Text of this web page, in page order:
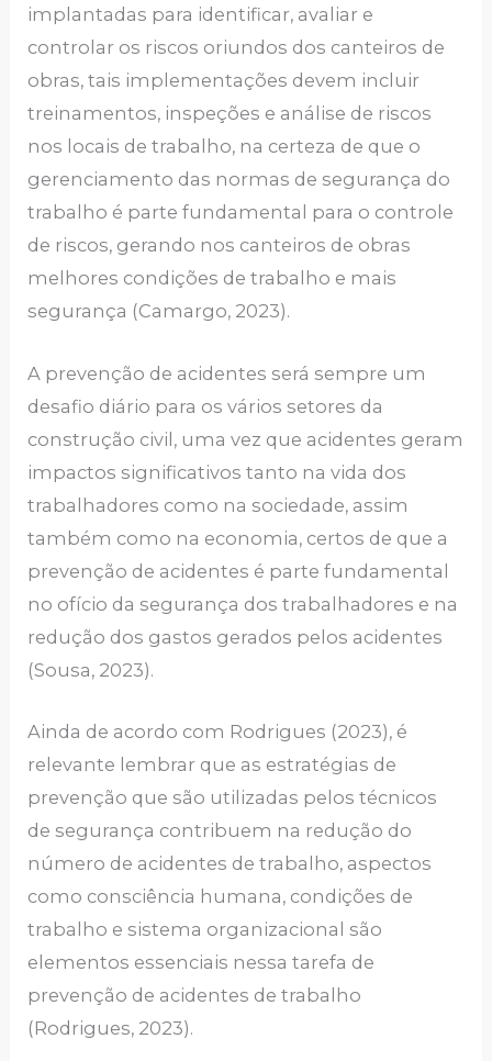
implantadas para identificar, avaliar e
controlar os riscos oriundos dos canteiros de
obras, tais implementações devem incluir
treinamentos, inspeções e análise de riscos
nos locais de trabalho, na certeza de que o
gerenciamento das normas de segurança do
trabalho é parte fundamental para o controle
de riscos, gerando nos canteiros de obras
melhores condições de trabalho e mais
segurança (Camargo, 2023).
A prevenção de acidentes será sempre um
desafio diário para os vários setores da
construção civil, uma vez que acidentes geram
impactos significativos tanto na vida dos
trabalhadores como na sociedade, assim
também como na economia, certos de que a
prevenção de acidentes é parte fundamental
no ofício da segurança dos trabalhadores e na
redução dos gastos gerados pelos acidentes
(Sousa, 2023).
Ainda de acordo com Rodrigues (2023), é
relevante lembrar que as estratégias de
prevenção que são utilizadas pelos técnicos
de segurança contribuem na redução do
número de acidentes de trabalho, aspectos
como consciência humana, condições de
trabalho e sistema organizacional são
elementos essenciais nessa tarefa de
prevenção de acidentes de trabalho
(Rodrigues, 2023).